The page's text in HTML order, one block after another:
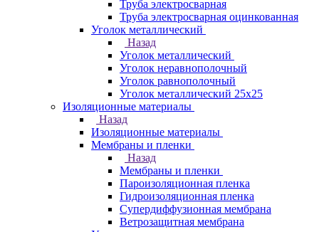
Труба электросварная
Труба электросварная оцинкованная
Уголок металлический
Назад
Уголок металлический
Уголок неравнополочный
Уголок равнополочный
Уголок металлический 25х25
Изоляционные материалы
Назад
Изоляционные материалы
Мембраны и пленки
Назад
Мембраны и пленки
Пароизоляционная пленка
Гидроизоляционная пленка
Супердиффузионная мембрана
Ветрозащитная мембрана